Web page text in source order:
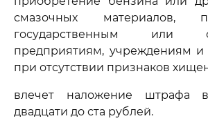
смазочных материалов,
государственным или
предприятиям, учреждениям и
при отсутствии признаков
влечет наложение штрафа
двадцати до ста рублей.